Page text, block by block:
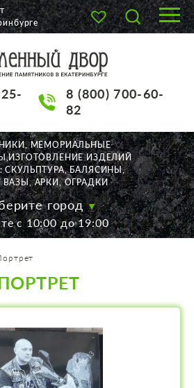
Пт. с 10:00 до 19:00
по договор.
8 (800) 700-60-
82
МЕМОРИАЛЬНЫЕ
ИЗДЕЛИЙ
СКУЛЬПТУРА, БАЛЯСИНЫ,
АРКИ, ОГРАДКИ
город
с 10:00 до 19:00